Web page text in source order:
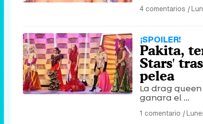
4 comentarios |
¡SPOILER!
Pakita,
Stars'
pelea
La drag
ganara el ...
1 comentario |